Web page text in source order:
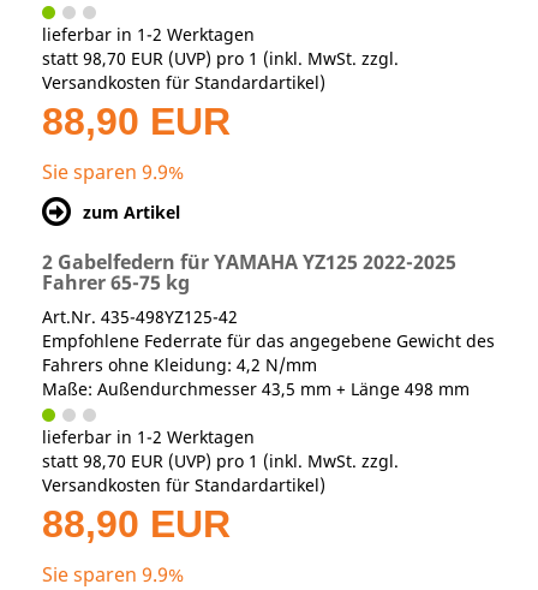
lieferbar in 1-2 Werktagen
statt 98,70 EUR (UVP) pro 1 (inkl. MwSt. zzgl.
Versandkosten für Standardartikel)
88,90 EUR
Sie sparen 9.9%
zum Artikel
2 Gabelfedern für YAMAHA YZ125 2022-2025
Fahrer 65-75 kg
Art.Nr. 435-498YZ125-42
Empfohlene Federrate für das angegebene Gewicht des
Fahrers ohne Kleidung: 4,2 N/mm
Maße: Außendurchmesser 43,5 mm + Länge 498 mm
lieferbar in 1-2 Werktagen
statt 98,70 EUR (UVP) pro 1 (inkl. MwSt. zzgl.
Versandkosten für Standardartikel)
88,90 EUR
Sie sparen 9.9%